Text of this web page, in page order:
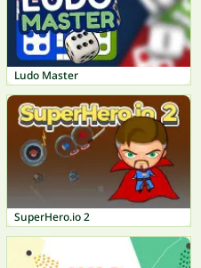
Ludo Master
SuperHero.io 2